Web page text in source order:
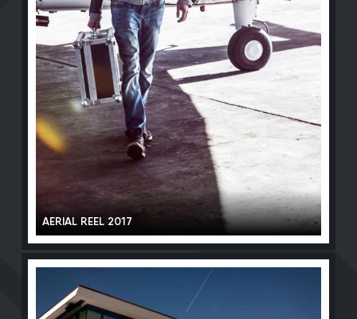
AERIAL REEL 2017